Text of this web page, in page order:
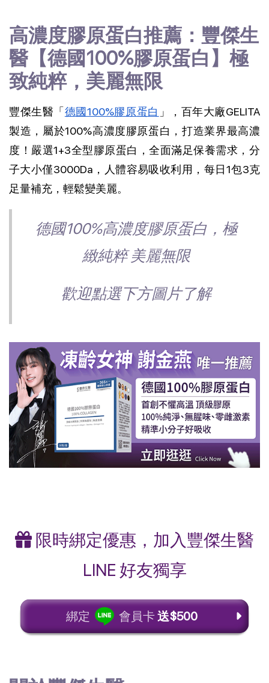
高濃度膠原蛋白推薦：豐傑生
醫【德國100%膠原蛋白】極
致純粹，美麗無限
豐傑生醫「 德國100%膠原蛋白 」，百年大廠GELITA
製造，屬於100%高濃度膠原蛋白，打造業界最高濃
度！嚴選1+3全型膠原蛋白，全面滿足保養需求，分
子大小僅3000Da，人體容易吸收利用，每日1包3克
足量補充，輕鬆變美麗。
德國100%高濃度膠原蛋白，極
緻純粹 美麗無限
歡迎點選下方圖片了解
限時綁定優惠，加入豐傑生醫
LINE 好友獨享
綁定 會員卡送$500